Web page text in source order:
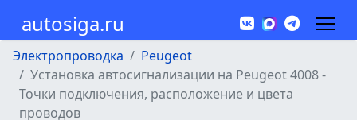
autosiga.ru
Электропроводка
Peugeot
Установка автосигнализации на Peugeot 4008 -
Точки подключения, расположение и цвета
проводов